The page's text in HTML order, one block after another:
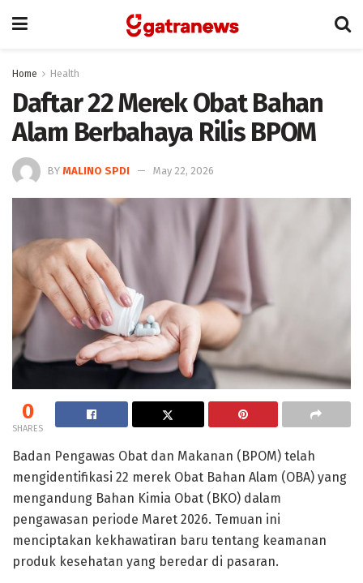
Home Health
Daftar 22 Merek Obat Bahan
Alam Berbahaya Rilis BPOM
BY MALINO SPDI May 22, 2026
0
SHARES
Badan Pengawas Obat dan Makanan (BPOM) telah
mengidentifikasi 22 merek Obat Bahan Alam (OBA) yang
mengandung Bahan Kimia Obat (BKO) dalam
pengawasan periode Maret 2026. Temuan ini
menciptakan kekhawatiran baru tentang keamanan
produk kesehatan yang beredar di pasaran.